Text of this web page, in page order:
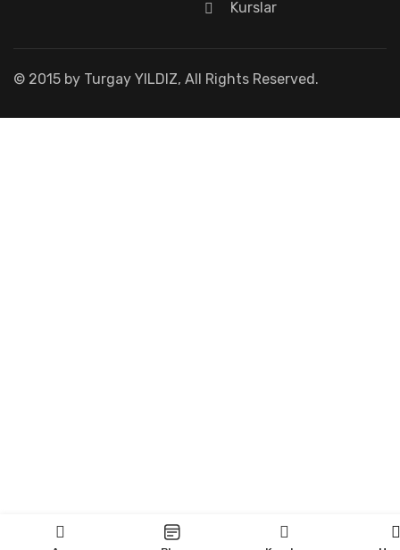
Kurslar
© 2015 by Turgay YILDIZ, All Rights Reserved.